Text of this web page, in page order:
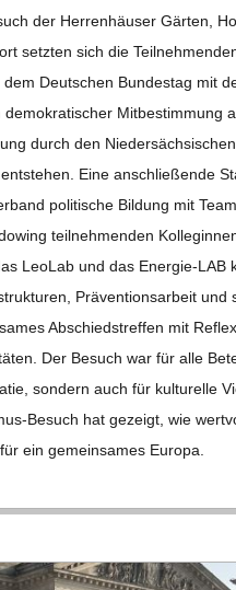
der Her­ren­häu­ser Gär­ten,
setz­ten sich die
Deut­schen Bun­des­tag mit
Mit­be­stim­mung
durch den
Eine anschlie­ßende
poli­ti­sche Bil­dung mit
teil­neh­men­den
Leo­Lab und das Ener­­gie-LAB
Prä­ven­ti­ons­ar­beit
Abschieds­tref­fen mit
Der Besuch war für alle
son­dern auch für kul­tu­relle
Besuch hat gezeigt, wie
ein gemein­sa­mes Europa.